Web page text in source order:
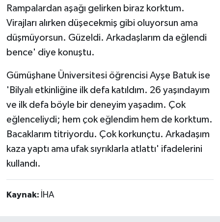
Rampalardan aşağı gelirken biraz korktum.
Virajları alırken düşecekmiş gibi oluyorsun ama
düşmüyorsun. Güzeldi. Arkadaşlarım da eğlendi
bence' diye konuştu.
Gümüşhane Üniversitesi öğrencisi Ayşe Batuk ise
'Bilyalı etkinliğine ilk defa katıldım. 26 yaşındayım
ve ilk defa böyle bir deneyim yaşadım. Çok
eğlenceliydi; hem çok eğlendim hem de korktum.
Bacaklarım titriyordu. Çok korkunçtu. Arkadaşım
kaza yaptı ama ufak sıyrıklarla atlattı' ifadelerini
kullandı.
Kaynak: İHA